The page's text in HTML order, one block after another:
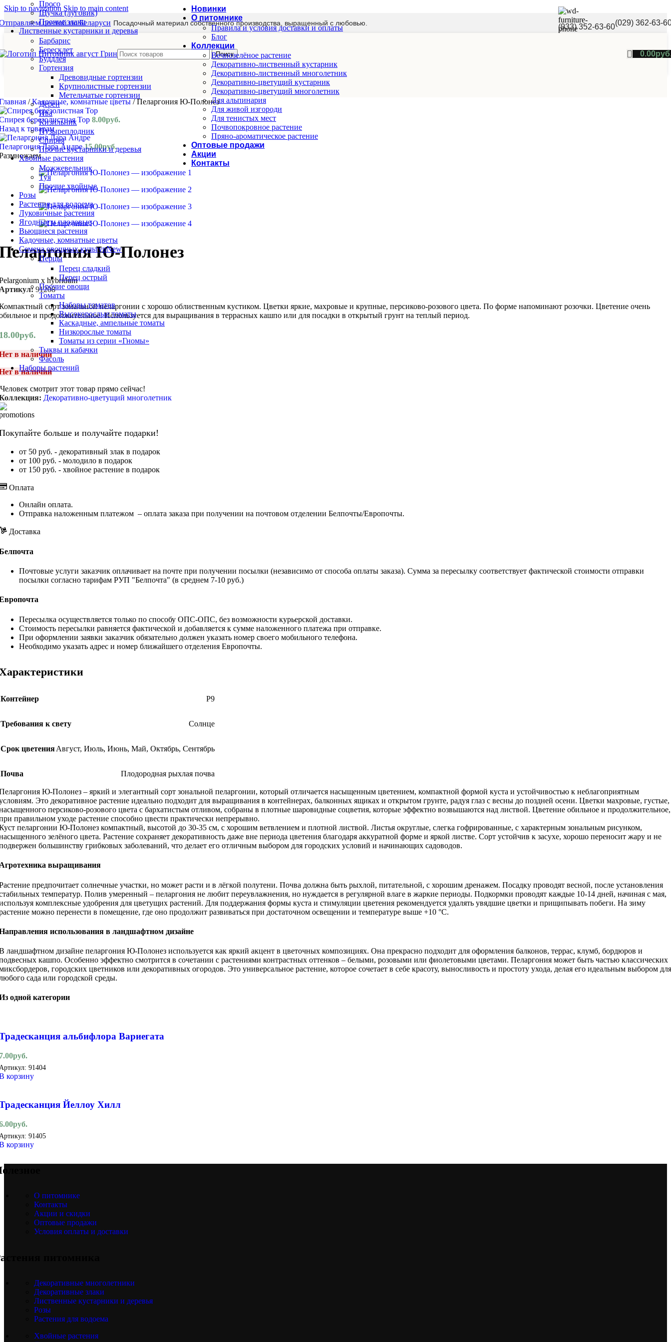
Skip to navigation Skip to main content
почтой по Беларуси Посадочный материал собственного производства, выращенный с любовью. (033) 352-63-60(029) 362-63-
Поиск 0.00
Просо
Щучка (луговик)
Прочие злаки
Лиственные кустарники и деревья
Барбарис
Бересклет
Буддлея
Гортензия
Древовидные гортензии
Крупнолистные гортензии
Метельчатые гортензии
Дёрен
Ива
Кизильник
Пузыреплодник
Спирея
Прочие кустарники и деревья
Хвойные растения
Можжевельник
Туя
Прочие хвойные
Розы
Растения для водоема
Луковичные растения
Ягодные и плодовые
Вьющиеся растения
Кадочные, комнатные цветы
Семена овощных культурNew
Перцы
Перец сладкий
Перец острый
Прочие овощи
Томаты
Наборы томатов
Высокорослые томаты
Каскадные, ампельные томаты
Низкорослые томаты
Томаты из серии «Гномы»
Тыквы и кабачки
Фасоль
Наборы растений
Новинки
О питомнике
Правила и условия доставки и оплаты
Блог
Коллекции
Вечнозелёное растение
Декоративно-лиственный кустарник
Декоративно-лиственный многолетник
Декоративно-цветущий кустарник
Декоративно-цветущий многолетник
Для альпинария
Для живой изгороди
Для тенистых мест
Почвопокровное растение
Пряно-ароматическое растение
Оптовые продажи
Акции
Контакты
/ Кадочные, комнатные цветы/ Пеларгония Ю-Полонез
березолистная Тор 8.00руб.
к товарам
Лара Андре15.00руб.
Ю-Полонез
x hybridum
91208
сорт зональной пеларгонии с хорошо облиственным кустиком. Цветки яркие, махровые и крупные, персиково-розового цвета. По форме напоминают розочки. Цветение очень
и продолжительное. Используется для выращивания в террасных кашпо или для посадки в открытый грунт на теплый период.
руб.
в наличии
в наличии
Человек смотрит этот товар прямо сейчас!
Декоративно-цветущий многолетник
больше и получайте подарки!
от 50 руб. - декоративный злак в подарок
от 100 руб. - молодило в подарок
от 150 руб. - хвойное растение в подарок
Оплата
Онлайн оплата.
Отправка наложенным платежом – оплата заказа при получении на почтовом отделении Белпочты/Европочты.
Доставка
Почтовые услуги заказчик оплачивает на почте при получении посылки (независимо от способа оплаты заказа). Сумма за пересылку соответствует фактической стоимости отправки
посылки согласно тарифам РУП "Белпочта" (в среднем 7-10 руб.)
Пересылка осуществляется только по способу ОПС-ОПС, без возможности курьерской доставки.
Стоимость пересылки равняется фактической и добавляется к сумме наложенного платежа при отправке.
При оформлении заявки заказчик обязательно должен указать номер своего мобильного телефона.
Необходимо указать адрес и номер ближайшего отделения Европочты.
Контейнер Р9
Требования к свету Солнце
Срок цветенияАвгуст, Июль, Июнь, Май, Октябрь, Сентябрь
Почва Плодородная рыхлая почва
Ю-Полонез – яркий и элегантный сорт зональной пеларгонии, который отличается насыщенным цветением, компактной формой куста и устойчивостью к неблагоприятным
Это декоративное растение идеально подходит для выращивания в контейнерах, балконных ящиках и открытом грунте, радуя глаз с весны до поздней осени. Цветки махровые, густые,
персиково-розового цвета с бархатистым отливом, собраны в плотные шаровидные соцветия, которые эффектно возвышаются над листвой. Цветение обильное и продолжительное,
правильном уходе растение способно цвести практически непрерывно.
пеларгонии Ю-Полонез компактный, высотой до 30-35 см, с хорошим ветвлением и плотной листвой. Листья округлые, слегка гофрированные, с характерным зональным рисунком,
зелёного цвета. Растение сохраняет декоративность даже вне периода цветения благодаря аккуратной форме и яркой листве. Сорт устойчив к засухе, хорошо переносит жару и не
большинству грибковых заболеваний, что делает его отличным выбором для городских условий и начинающих садоводов.
выращивания
предпочитает солнечные участки, но может расти и в лёгкой полутени. Почва должна быть рыхлой, питательной, с хорошим дренажем. Посадку проводят весной, после установления
температур. Полив умеренный – пеларгония не любит переувлажнения, но нуждается в регулярной влаге в жаркие периоды. Подкормки проводят каждые 10-14 дней, начиная с мая,
комплексные удобрения для цветущих растений. Для поддержания формы куста и стимуляции цветения рекомендуется удалять увядшие цветки и прищипывать побеги. На зиму
можно перенести в помещение, где оно продолжит развиваться при достаточном освещении и температуре выше +10 °C.
использования в ландшафтном дизайне
ландшафтном дизайне пеларгония Ю-Полонез используется как яркий акцент в цветочных композициях. Она прекрасно подходит для оформления балконов, террас, клумб, бордюров и
кашпо. Особенно эффектно смотрится в сочетании с растениями контрастных оттенков – белыми, розовыми или фиолетовыми цветами. Пеларгония может быть частью классических
городских цветников или декоративных огородов. Это универсальное растение, которое сочетает в себе красоту, выносливость и простоту ухода, делая его идеальным выбором для
сада или городской среды.
одной категории
альбифлора Вариегата
руб.
91404
корзину
Йеллоу Хилл
руб.
91405
корзину
О питомнике
Контакты
Акции и скидки
Оптовые продажи
Условия оплаты и доставки
питомника
Декоративные многолетники
Декоративные злаки
Лиственные кустарники и деревья
Розы
Растения для водоема
Хвойные растения